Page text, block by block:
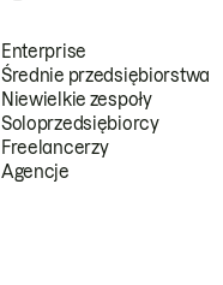
Enterprise
Średnie przedsiębiorstwa
Niewielkie zespoły
Soloprzedsiębiorcy
Freelancerzy
Agencje